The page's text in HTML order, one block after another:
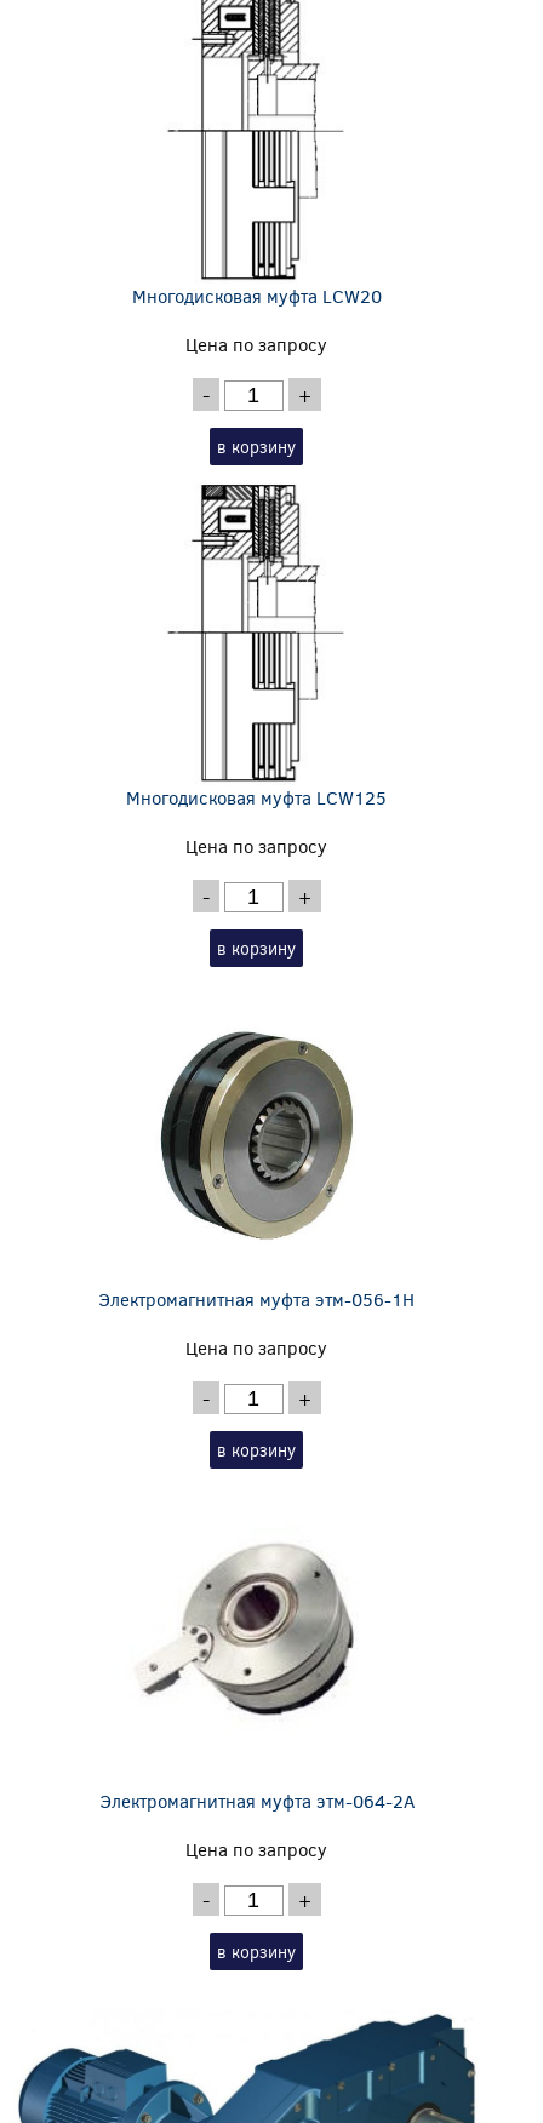
Многодисковая муфта LCW20
Цена по запросу
- +
в корзину
Многодисковая муфта LCW125
Цена по запросу
- +
в корзину
Электромагнитная муфта этм-056-1Н
Цена по запросу
- +
в корзину
Электромагнитная муфта этм-064-2А
Цена по запросу
- +
в корзину